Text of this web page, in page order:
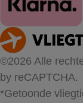
©2026 Alle
by reCAPTCHA.
*Getoonde